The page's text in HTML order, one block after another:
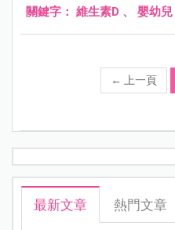
脈衝 D 療法安全地添加到
關鍵字： 維生素D 、 嬰幼兒
← 上一頁
最新文章 熱門文章